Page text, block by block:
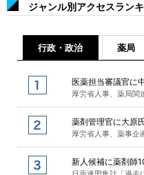
ジャンル別アクセスラン
行政・政治 薬局
医薬担当審議官に
厚労省人事、薬局関
薬剤管理官に大原
厚労省人事、薬事企
新人候補に薬剤師